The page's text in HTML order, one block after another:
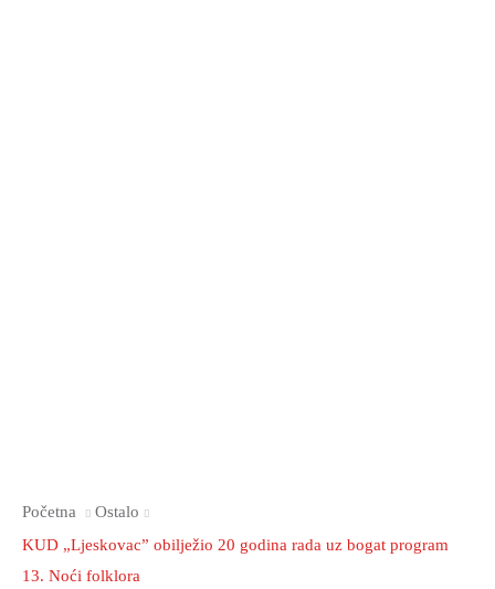
Početna
Ostalo
KUD „Ljeskovac” obilježio 20 godina rada uz bogat program
13. Noći folklora